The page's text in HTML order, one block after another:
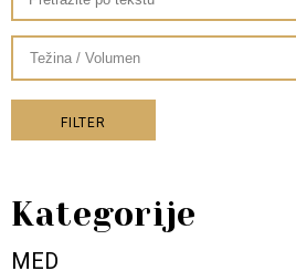
FILTER
Kategorije
MED